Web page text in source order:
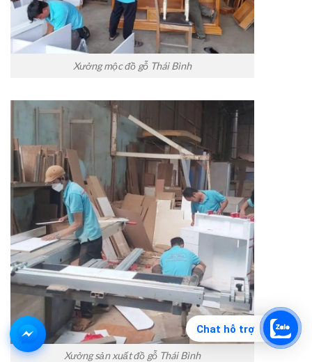
Chat hỗ trợ
Xưởng mộc đồ gỗ Thái Bình
Xưởng sản xuất đồ gỗ Thái Bình